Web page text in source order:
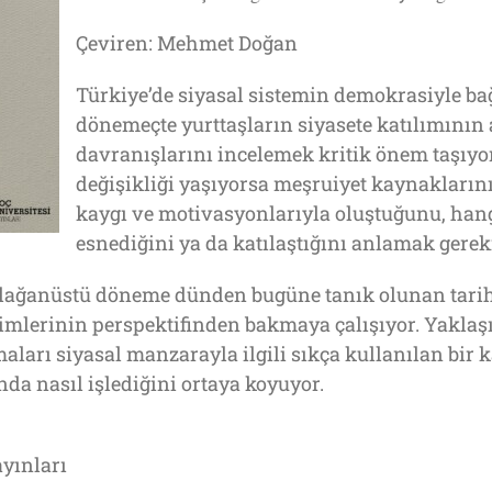
Çeviren: Mehmet Doğan
Türkiye’de siyasal sistemin demokrasiyle
dönemeçte yurttaşların siyasete
davranışlarını incelemek kritik önem
değişikliği yaşıyorsa meşruiyet
kaygı ve motivasyonlarıyla oluştuğunu,
esnediğini ya da katılaştığını anlamak
döneme dünden bugüne tanık olunan
perspektifinden bakmaya çalışıyor.
siyasal manzarayla ilgili sıkça kullanılan bir
nasıl işlediğini ortaya koyuyor.